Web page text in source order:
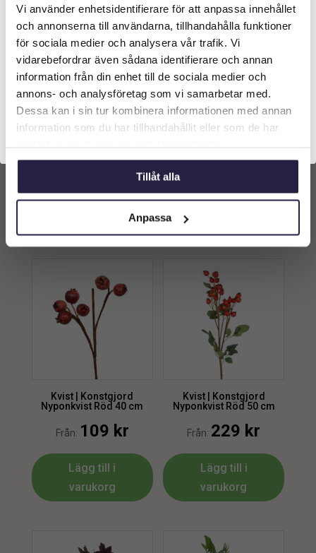
Vi använder enhetsidentifierare för att anpassa innehållet
och annonserna till användarna, tillhandahålla funktioner
för sociala medier och analysera vår trafik. Vi
vidarebefordrar även sådana identifierare och annan
information från din enhet till de sociala medier och
annons- och analysföretag som vi samarbetar med.
Dessa kan i sin tur kombinera informationen med annan
information som du har tillhandahållit eller som de har
Tillåt alla
Anpassa
Kvist | Konstgjord
Nyponkvist -Röd -Orange
Från:139kr
Lägg till i
Kvist | Konstgjord
Nyponkvist Grön 50 cm
Från:229kr
Lägg till i
Kvist | Konstgjord
Nyponkvist Röd 40 cm
Från: 109 kr
Lägg till i
varukorg
Kvist | Konstgjord
Nyponkvist Röd 50 cm
Från: 229 kr
Lägg till i
varukorg
Välkommen till Webflower
Vilken typ av kund är du? Du kan alltid justera ditt val
längst upp på sidan.
Företagskund (exkl. moms)
Privatkund (inkl. moms)